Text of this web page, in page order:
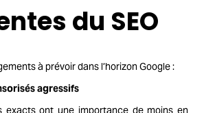
du SEO
à prévoir dans l’horizon Google :
agressifs